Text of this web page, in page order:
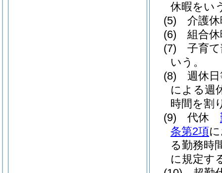
休暇をい
(5)
介護
(6)
組合
(7)
子育
いう。
(8)
週休
による週
時間を割
(9)
代休
条第2項
る勤務時
に規定す